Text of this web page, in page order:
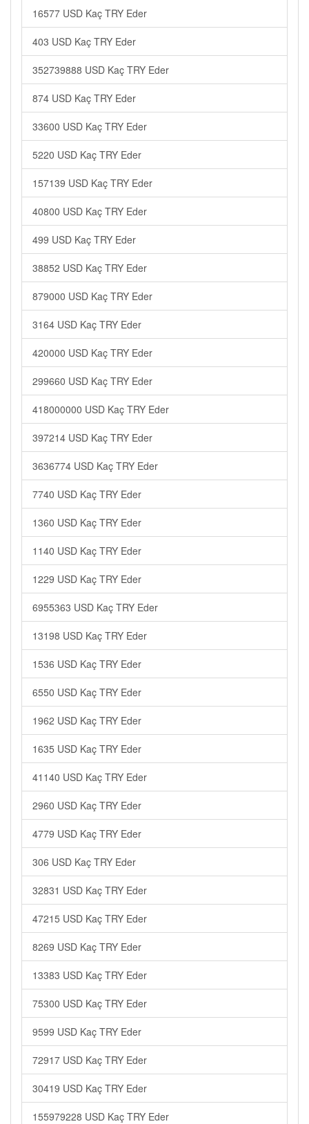
16577 USD Kaç TRY Eder
403 USD Kaç TRY Eder
352739888 USD Kaç TRY Eder
874 USD Kaç TRY Eder
33600 USD Kaç TRY Eder
5220 USD Kaç TRY Eder
157139 USD Kaç TRY Eder
40800 USD Kaç TRY Eder
499 USD Kaç TRY Eder
38852 USD Kaç TRY Eder
879000 USD Kaç TRY Eder
3164 USD Kaç TRY Eder
420000 USD Kaç TRY Eder
299660 USD Kaç TRY Eder
418000000 USD Kaç TRY Eder
397214 USD Kaç TRY Eder
3636774 USD Kaç TRY Eder
7740 USD Kaç TRY Eder
1360 USD Kaç TRY Eder
1140 USD Kaç TRY Eder
1229 USD Kaç TRY Eder
6955363 USD Kaç TRY Eder
13198 USD Kaç TRY Eder
1536 USD Kaç TRY Eder
6550 USD Kaç TRY Eder
1962 USD Kaç TRY Eder
1635 USD Kaç TRY Eder
41140 USD Kaç TRY Eder
2960 USD Kaç TRY Eder
4779 USD Kaç TRY Eder
306 USD Kaç TRY Eder
32831 USD Kaç TRY Eder
47215 USD Kaç TRY Eder
8269 USD Kaç TRY Eder
13383 USD Kaç TRY Eder
75300 USD Kaç TRY Eder
9599 USD Kaç TRY Eder
72917 USD Kaç TRY Eder
30419 USD Kaç TRY Eder
155979228 USD Kaç TRY Eder